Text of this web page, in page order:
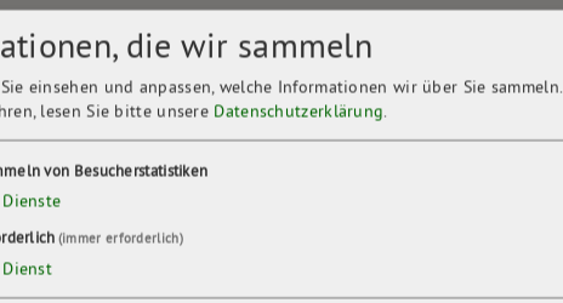
Koos: klimaneutral warm
die wir sammeln
einsehen und anpassen, welche Informationen wir über Sie sammeln.
lesen Sie bitte unsere Datenschutzerklärung.
von Besucherstatistiken
Dienste
(immer erforderlich)
Dienst